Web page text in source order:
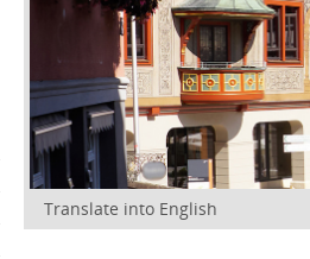
Translate into English